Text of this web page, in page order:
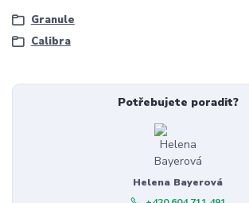
Granule
Calibra
Potřebujete poradit?
Helena Bayerová